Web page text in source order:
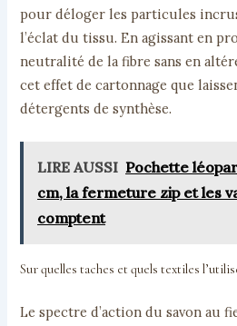
pour déloger les particules
l’éclat du tissu. En agissant en
neutralité de la fibre sans en
cet effet de cartonnage que
détergents de synthèse.
LIRE AUSSI Pochette
cm, la fermeture zip et les
comptent
Sur quelles taches et quels textiles
Le spectre d’action du savon au